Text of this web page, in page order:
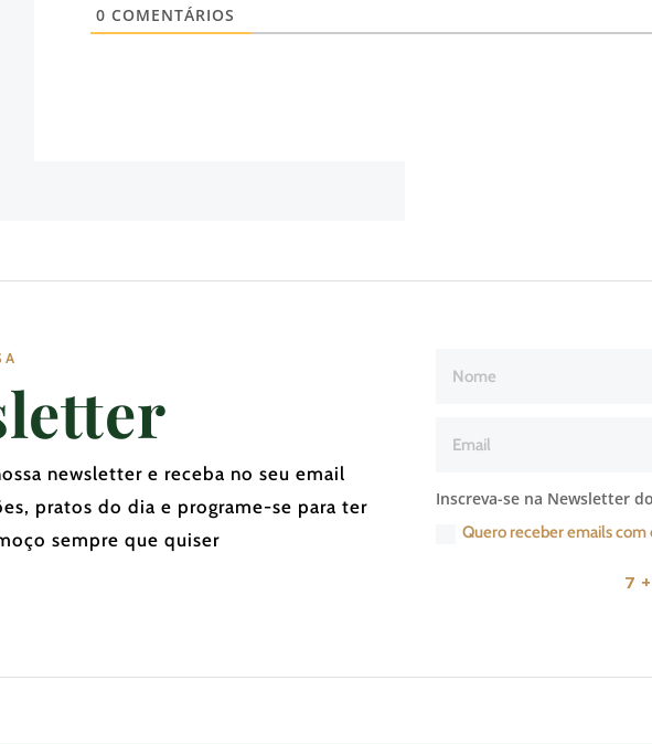
0 COMENTÁRIOS
newsletter e receba no seu email
pratos do dia e programe-se para ter
sempre que quiser
Inscreva-se na Newsletter
Quero receber emails
7